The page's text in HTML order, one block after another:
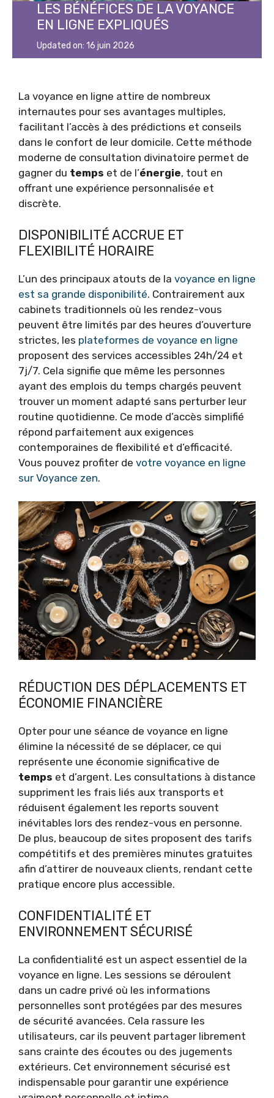
LES BÉNÉFICES DE LA VOYANCE
EN LIGNE EXPLIQUÉS
Updated on: 16 juin 2026
La voyance en ligne attire de nombreux
internautes pour ses avantages multiples,
facilitant l’accès à des prédictions et conseils
dans le confort de leur domicile. Cette méthode
moderne de consultation divinatoire permet de
gagner du temps et de l’énergie, tout en
offrant une expérience personnalisée et
discrète.
DISPONIBILITÉ ACCRUE ET
FLEXIBILITÉ HORAIRE
L’un des principaux atouts de la voyance en ligne
est sa grande disponibilité. Contrairement aux
cabinets traditionnels où les rendez-vous
peuvent être limités par des heures d’ouverture
strictes, les plateformes de voyance en ligne
proposent des services accessibles 24h/24 et
7j/7. Cela signifie que même les personnes
ayant des emplois du temps chargés peuvent
trouver un moment adapté sans perturber leur
routine quotidienne. Ce mode d’accès simplifié
répond parfaitement aux exigences
contemporaines de flexibilité et d’efficacité.
Vous pouvez profiter de votre voyance en ligne
sur Voyance zen.
RÉDUCTION DES DÉPLACEMENTS ET
ÉCONOMIE FINANCIÈRE
Opter pour une séance de voyance en ligne
élimine la nécessité de se déplacer, ce qui
représente une économie significative de
temps et d’argent. Les consultations à distance
suppriment les frais liés aux transports et
réduisent également les reports souvent
inévitables lors des rendez-vous en personne.
De plus, beaucoup de sites proposent des tarifs
compétitifs et des premières minutes gratuites
afin d’attirer de nouveaux clients, rendant cette
pratique encore plus accessible.
CONFIDENTIALITÉ ET
ENVIRONNEMENT SÉCURISÉ
La confidentialité est un aspect essentiel de la
voyance en ligne. Les sessions se déroulent
dans un cadre privé où les informations
personnelles sont protégées par des mesures
de sécurité avancées. Cela rassure les
utilisateurs, car ils peuvent partager librement
sans crainte des écoutes ou des jugements
extérieurs. Cet environnement sécurisé est
indispensable pour garantir une expérience